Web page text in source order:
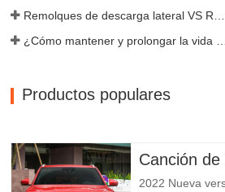
Productos populares
Canción de
2022 Nueva